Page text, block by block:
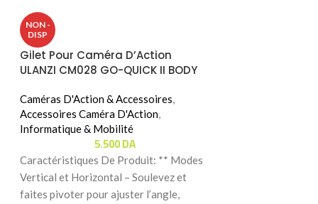
NON -
DISP
Gilet Pour Caméra D’Action
ULANZI CM028 GO-QUICK II BODY
Caméras D'Action & Accessoires
Accessoires Caméra D'Action
Informatique & Mobilité
5.500DA
Caractéristiques De Produit: ** Modes
Vertical et Horizontal – Soulevez et
faites pivoter pour ajuster l’angle,